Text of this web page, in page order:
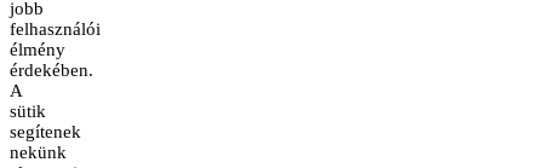
jobb
felhasználói
élmény
érdekében.
A
sütik
segítenek
nekünk